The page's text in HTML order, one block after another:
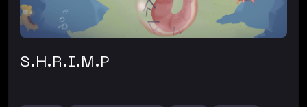
S.H.R.I.M.P